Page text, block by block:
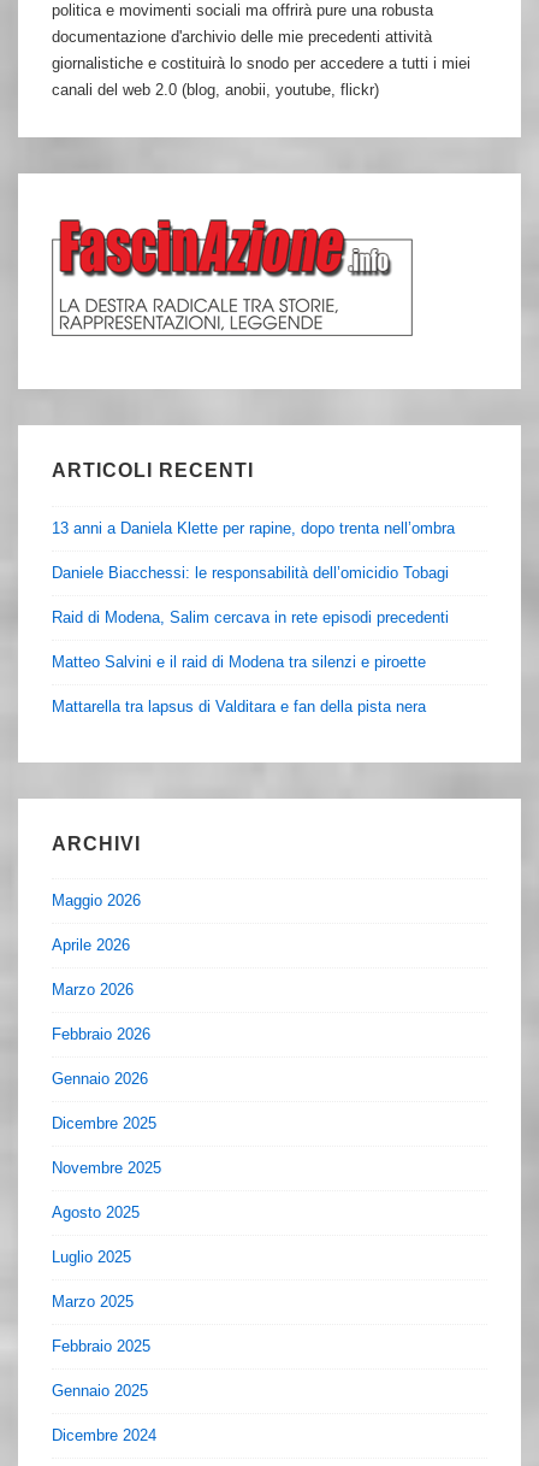
politica e movimenti sociali ma offrirà pure una robusta
documentazione d'archivio delle mie precedenti attività
giornalistiche e costituirà lo snodo per accedere a tutti i miei
canali del web 2.0 (blog, anobii, youtube, flickr)
ARTICOLI RECENTI
13 anni a Daniela Klette per rapine, dopo trenta nell’ombra
Daniele Biacchessi: le responsabilità dell’omicidio Tobagi
Raid di Modena, Salim cercava in rete episodi precedenti
Matteo Salvini e il raid di Modena tra silenzi e piroette
Mattarella tra lapsus di Valditara e fan della pista nera
ARCHIVI
Maggio 2026
Aprile 2026
Marzo 2026
Febbraio 2026
Gennaio 2026
Dicembre 2025
Novembre 2025
Agosto 2025
Luglio 2025
Marzo 2025
Febbraio 2025
Gennaio 2025
Dicembre 2024